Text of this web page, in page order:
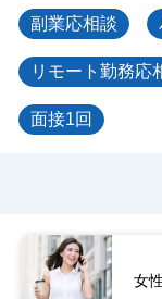
副業応相談
リモート勤務応
面接1回
女